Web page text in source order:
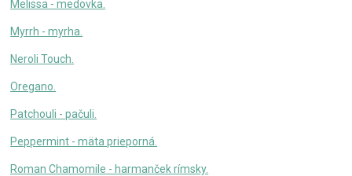
Melissa - medovka.
Myrrh - myrha.
Neroli Touch.
Oregano.
Patchouli - pačuli.
Peppermint - mäta prieporná.
Roman Chamomile - harmanček rímsky.